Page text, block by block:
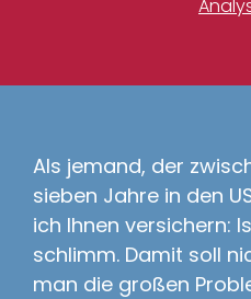
Als jemand, der
sieben Jahre in den
ich Ihnen versichern:
schlimm. Damit soll
man die großen